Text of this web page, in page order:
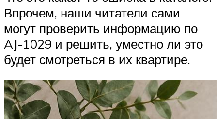
Впрочем, наши читатели сами
могут проверить информацию по
AJ-1029 и решить, уместно ли это
будет смотреться в их квартире.